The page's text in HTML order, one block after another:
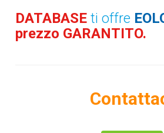
DATABASEti offre
prezzo GARANTITO.